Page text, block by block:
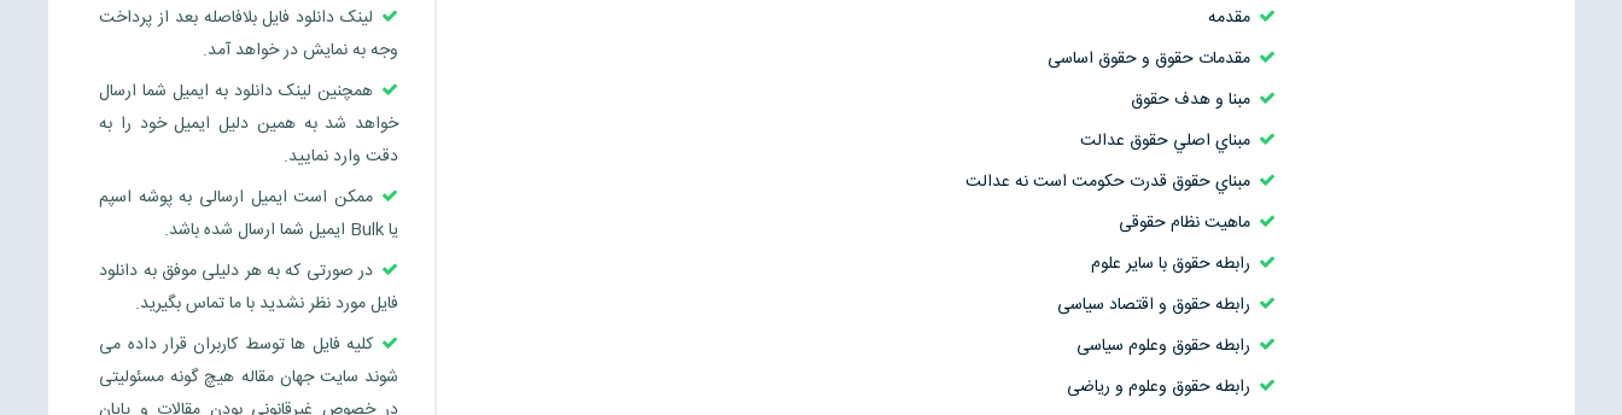
مقدمه
مقدمات حقوق و حقوق اساسی
مبنا و هدف حقوق
مبناي اصلي حقوق عدالت
مبناي حقوق قدرت حكومت است نه عدالت
ماهیت نظام حقوقی
رابطه حقوق با سایر علوم
رابطه حقوق و اقتصاد سیاسی
رابطه حقوق وعلوم سیاسی
رابطه حقوق وعلوم و ریاضی
لینک دانلود فایل بلافاصله بعد از پرداخت
وجه به نمایش در خواهد آمد.
همچنین لینک دانلود به ایمیل شما ارسال
خواهد شد به همین دلیل ایمیل خود را به
دقت وارد نمایید.
ممکن است ایمیل ارسالی به پوشه اسپم
یا Bulk ایمیل شما ارسال شده باشد.
در صورتی که به هر دلیلی موفق به دانلود
فایل مورد نظر نشدید با ما تماس بگیرید.
کلیه فایل ها توسط کاربران قرار داده می
شوند سایت جهان مقاله هیچ گونه مسئولیتی